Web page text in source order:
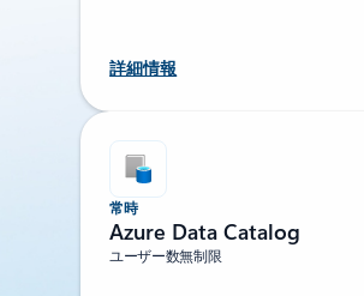
詳細情報
常時
Azure Data Catalog
ユーザー数無制限